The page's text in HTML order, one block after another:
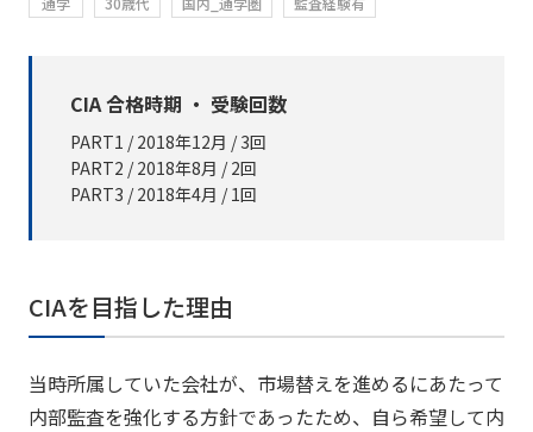
CIA 合格時期 ・ 受験回数
PART1 / 2018年12月 / 3回
PART2 / 2018年8月 / 2回
PART3 / 2018年4月 / 1回
CIAを目指した理由
当時所属していた会社が、市場替えを進めるにあたって
内部監査を強化する方針であったため、自ら希望して内